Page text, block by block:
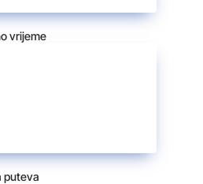
vrijeme
puteva